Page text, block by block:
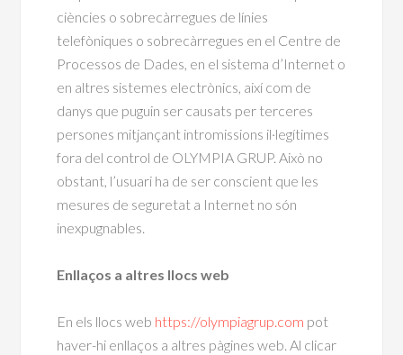
ciències o sobrecàrregues de línies
telefòniques o sobrecàrregues en el Centre de
Processos de Dades, en el sistema d’Internet o
en altres sistemes electrònics, així com de
danys que puguin ser causats per terceres
persones mitjançant intromissions il·legítimes
fora del control de OLYMPIA GRUP. Això no
obstant, l’usuari ha de ser conscient que les
mesures de seguretat a Internet no són
inexpugnables.
Enllaços a altres llocs web
En els llocs web https://olympiagrup.com pot
haver-hi enllaços a altres pàgines web. Al clicar